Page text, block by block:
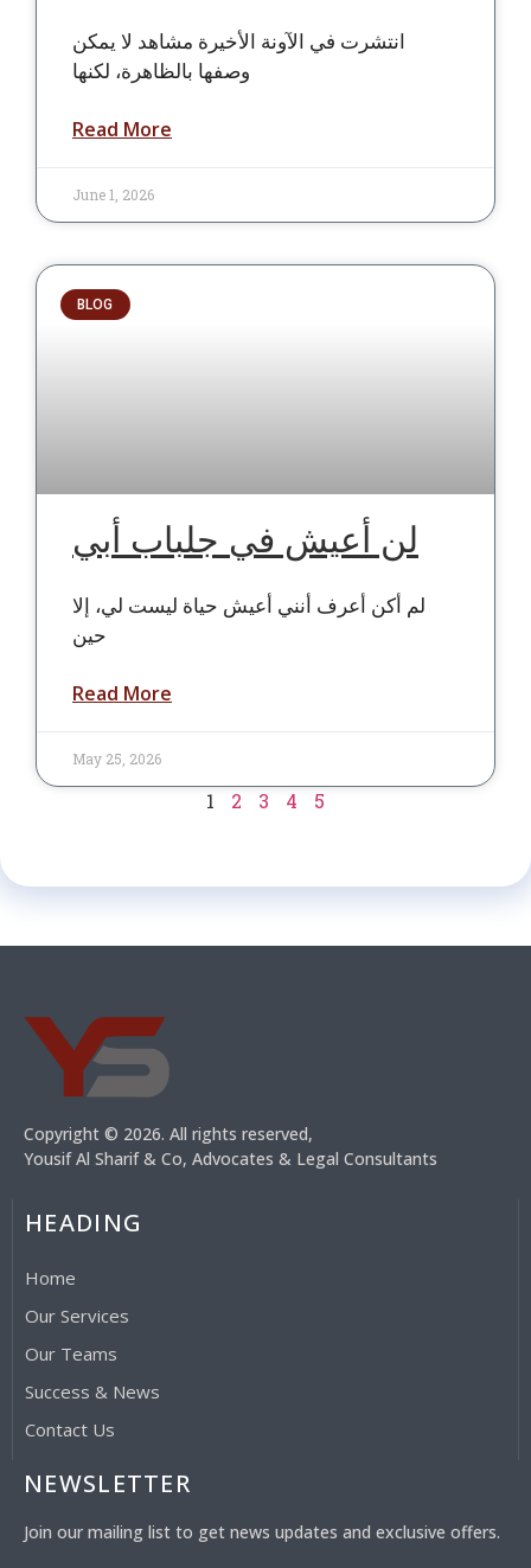
انتشرت في الآونة الأخيرة مشاهد لا يمكن
وصفها بالظاهرة، لكنها
Read More
June 1, 2026
BLOG
لن أعيش في جلباب أبي
لم أكن أعرف أنني أعيش حياة ليست لي، إلا
حين
Read More
May 25, 2026
1 2 3 4 5
Copyright © 2026. All rights reserved,
Yousif Al Sharif & Co, Advocates & Legal Consultants
HEADING
Home
Our Services
Our Teams
Success & News
Contact Us
NEWSLETTER
Join our mailing list to get news updates and exclusive offers.